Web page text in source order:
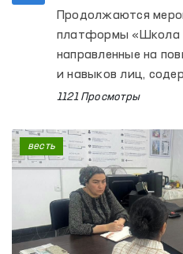
осуждёнными
Продолжаются
платформы «Школа
направленные на
и навыков лиц,
учреждениях с
1121 Просмотры
весть